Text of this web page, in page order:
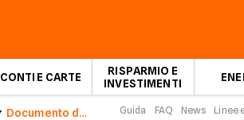
CONTI E CARTE
RISPARMIO E
INVESTIMENTI
Documento di Valutazione dei Rischi (DVR): cos'è e a cosa serve Guida FAQ News Linee